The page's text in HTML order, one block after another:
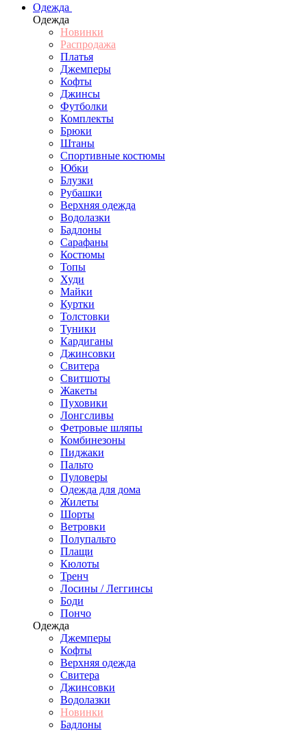
Одежда
Одежда
Новинки
Распродажа
Платья
Джемперы
Кофты
Джинсы
Футболки
Комплекты
Брюки
Штаны
Спортивные костюмы
Юбки
Блузки
Рубашки
Верхняя одежда
Водолазки
Бадлоны
Сарафаны
Костюмы
Топы
Худи
Майки
Куртки
Толстовки
Туники
Кардиганы
Джинсовки
Свитера
Свитшоты
Жакеты
Пуховики
Лонгсливы
Фетровые шляпы
Комбинезоны
Пиджаки
Пальто
Пуловеры
Одежда для дома
Жилеты
Шорты
Ветровки
Полупальто
Плащи
Кюлоты
Тренч
Лосины / Леггинсы
Боди
Пончо
Одежда
Джемперы
Кофты
Верхняя одежда
Свитера
Джинсовки
Водолазки
Новинки
Бадлоны